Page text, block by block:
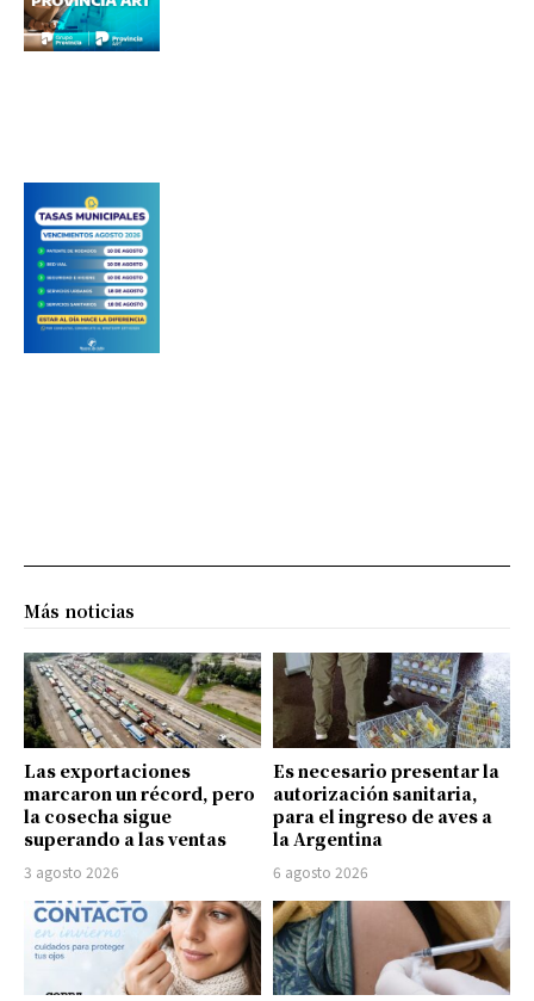
Más noticias
Las exportaciones
marcaron un récord, pero
la cosecha sigue
superando a las ventas
3 agosto 2026
Es necesario presentar la
autorización sanitaria,
para el ingreso de aves a
la Argentina
6 agosto 2026